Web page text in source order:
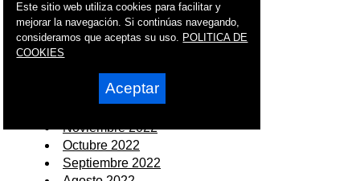
Marzo 2023
Febrero 2023
Enero 2023
Noviembre 2022
Octubre 2022
Septiembre 2022
Este sitio web utiliza cookies para facilitar y
mejorar la navegación. Si continúas navegando,
consideramos que aceptas su uso. POLITICA DE
COOKIES
Aceptar